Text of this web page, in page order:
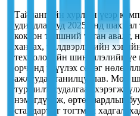
Тайлангийн хурлын үеэр
удирдлагууд 2025 онд шахмал
коксон түлшний татан авалт,
хангах, үйлдвэрлэлийн
технологийн шинэчлэлийг үе
орчинд үзүүлэх сөрөг
ажлуудаа танилцуулав. Мөн
туршилт, судалгааг
нэмэгдүүлж, өртөг зардлыг
стандартыг тогтмол